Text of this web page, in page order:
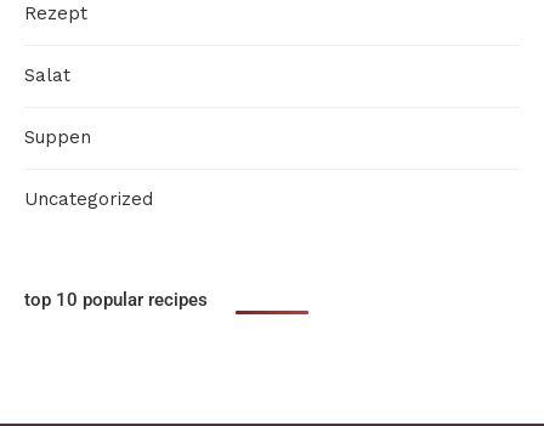
Rezept
Salat
Suppen
Uncategorized
top 10 popular recipes